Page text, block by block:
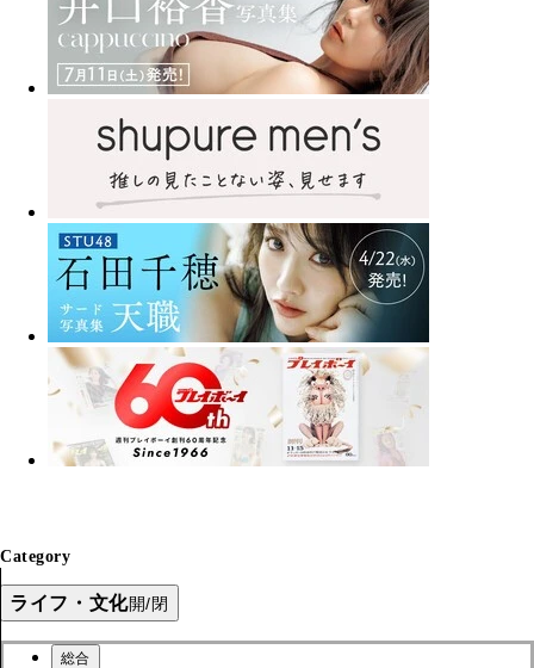
Category
ライフ・文化開/閉
総合